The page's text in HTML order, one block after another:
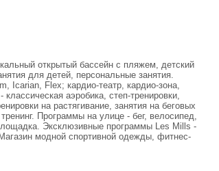
открытый бассейн с пляжем, детский
для детей, персональные занятия.
Icarian, Flex; кардио-театр, кардио-зона,
аэробика, степ-тренировки,
на растягивание, занятия на беговых
Программы на улице - бег, велосипед,
Эксклюзивные программы Les Mills -
модной спортивной одежды, фитнес-